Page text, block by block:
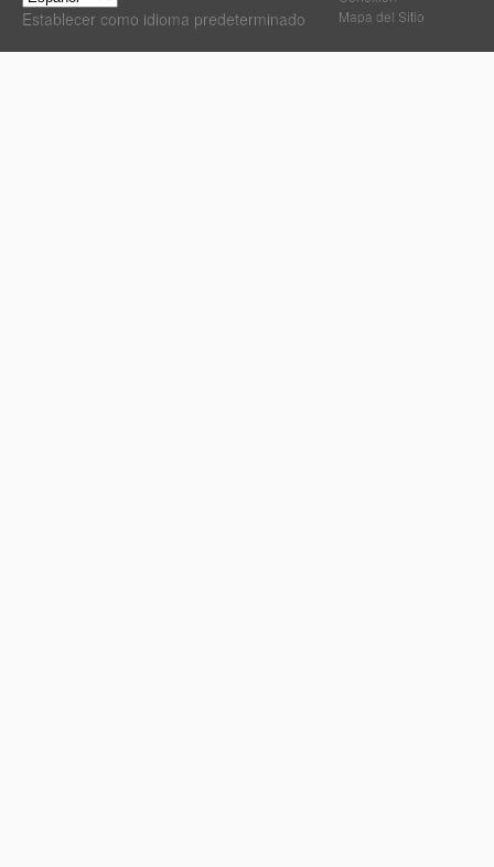
Establecer como idioma predeterminado
Mapa del Sitio